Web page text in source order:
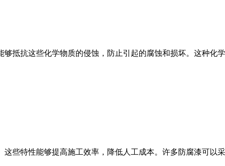
抗这些化学物质的侵蚀，防止引起的腐蚀和损坏。这种化
特性能够提高施工效率，降低人工成本。许多防腐漆可以